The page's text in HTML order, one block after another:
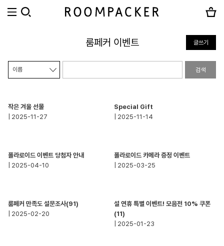
룸페커 이벤트 글쓰기
검색
작은 겨울 선물
| 2025-11-27
Special Gift
| 2025-11-14
폴라로이드 이벤트 당첨자 안내
| 2025-04-10
폴라로이드 카메라 증정 이벤트
| 2025-03-25
룸페커 만족도 설문조사(91)
| 2025-02-20
설 연휴 특별 이벤트! 모음전 10% 쿠폰
(11)
| 2025-01-23